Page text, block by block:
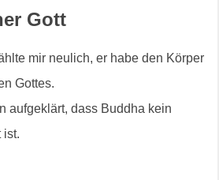
Gott
mir neulich, er habe den Körper
Gottes.
aufgeklärt, dass Buddha kein
ist.